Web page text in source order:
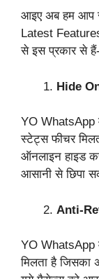
आइए अब हम आप
Latest
से इस प्रकार से हैं-
Hide
YO WhatsApp
स्टेट्स फीचर
ऑनलाइन हाइड
आसानी से छिपा
Anti-
YO WhatsApp
मिलता है जिसका